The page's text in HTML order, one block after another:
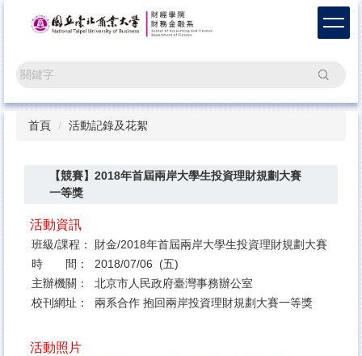
區
搜尋
首頁 活動記錄及花絮
【競賽】2018年首屆兩岸大學生投資理財規劃大賽
一等獎
活動資訊
班級/課程：
財金/2018年首屆兩岸大學生投資理財規劃大賽
時 間：
2018/07/06 (五)
主辦機關：
北京市人民政府臺灣事務辦公室
校刊網址：
兩系合作 抱回兩岸投資理財規劃大賽一等獎
活動照片